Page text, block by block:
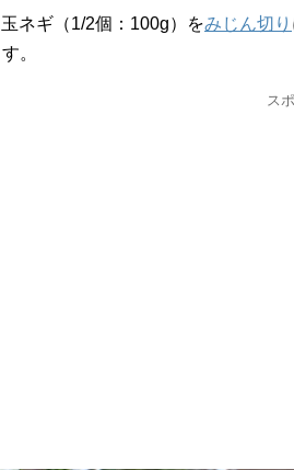
② 玉ネギ（1/2個：100g）をみじん切り
す。
ス